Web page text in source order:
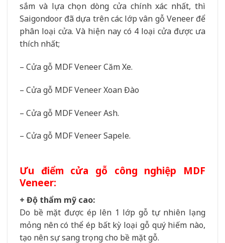
sắm và lựa chọn dòng cửa chính xác nhất, thì
Saigondoor đã dựa trên các lớp vân gỗ Veneer để
phân loại cửa. Và hiện nay có 4 loại cửa được ưa
thích nhất;
– Cửa gỗ MDF Veneer Căm Xe.
– Cửa gỗ MDF Veneer Xoan Đào
– Cửa gỗ MDF Veneer Ash.
– Cửa gỗ MDF Veneer Sapele.
Ưu điểm cửa gỗ công nghiệp MDF
Veneer:
+ Độ thẩm mỹ cao:
Do bề mặt được ép lên 1 lớp gỗ tự nhiên lạng
mỏng nên có thể ép bất kỳ loại gỗ quý hiếm nào,
tạo nên sự sang trọng cho bề mặt gỗ.